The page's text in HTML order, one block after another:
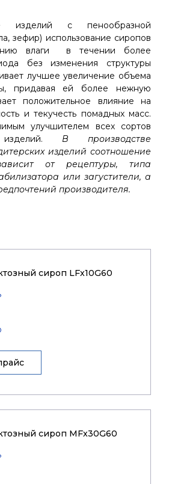
изделий с пенообразной
зефир) использование сиропов
влаги в течении более
без изменения структуры
лучшее увеличение объема
придавая ей более нежную
положительное влияние на
и текучесть помадных масс.
улучшителем всех сортов
изделий. В производстве
изделий соотношение
от рецептуры, типа
или загустители, а
производителя.
сироп LFx10G60
сироп MFx30G60